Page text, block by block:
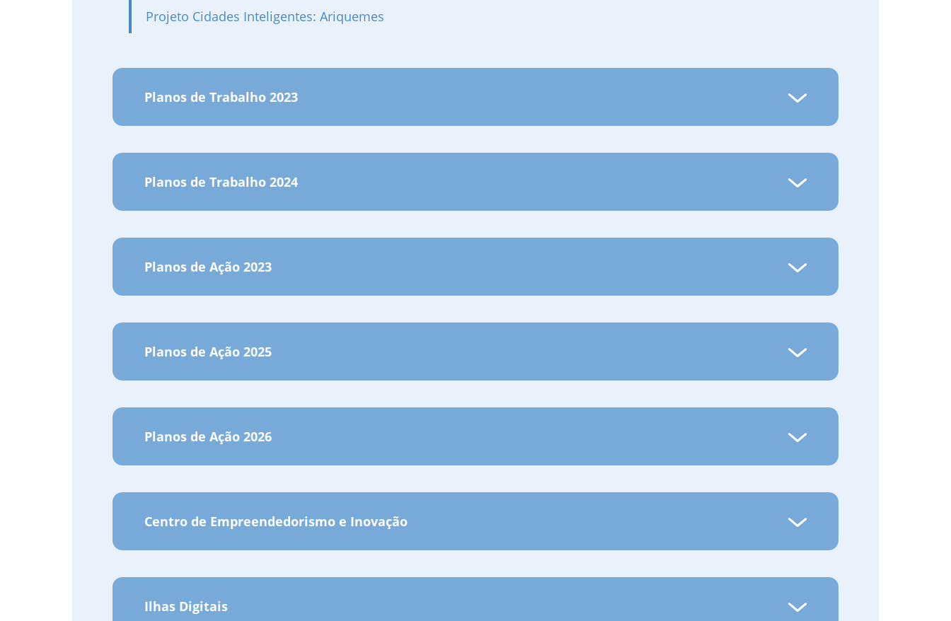
Projeto Cidades Inteligentes: Ariquemes
Planos de Trabalho 2023
Planos de Trabalho 2024
Planos de Ação 2023
Planos de Ação 2025
Planos de Ação 2026
Centro de Empreendedorismo e Inovação
Ilhas Digitais